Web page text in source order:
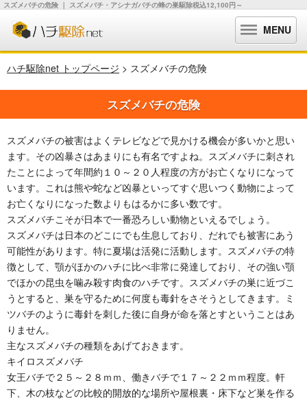
スズメバチの危険 ｜ スズメバチ・アシナガバチの蜂の巣駆除税込12,100円～
MENU
ハチ駆除net トップページ > スズメバチの危険
スズメバチの危険
スズメバチの被害はよくテレビなどで見かける機会が多いかと思い
ます。その凶暴さはあまりにも有名ですよね。スズメバチに刺され
たことによって年間約１０～２０人程度の方がお亡くなりになって
います。これは熊や蛇など凶暴といってすぐ思いつく動物によって
お亡くなりになった数よりもはるかに多い数です。
スズメバチこそが日本で一番恐ろしい動物といえるでしょう。
スズメバチは日本のどこにでも生息しており、だれでも被害にあう
可能性があります。特に夏場は活発に活動します。スズメバチの特
徴として、顎がほかのハチに比べ非常に発達しており、その強い顎
でほかの昆虫を噛み殺す肉食のハチです。スズメバチの巣に近づこ
うとすると、巣を守るために何度も毒針をさそうとしてきます。ミ
ツバチのように毒針を刺した後に自身が命を落とすということはあ
りません。
主なスズメバチの種類をあげておきます。
キイロスズメバチ
女王バチで２５～２８ｍｍ、働きバチで１７～２２ｍｍ程度。軒
下、木の枝などの比較的開放的な場所や屋根裏・床下など巣を作る